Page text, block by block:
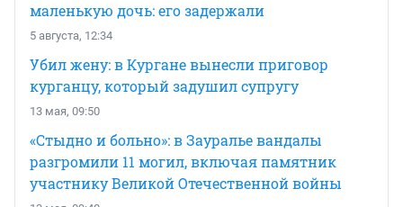
маленькую дочь: его задержали
5 августа, 12:34
Убил жену: в Кургане вынесли приговор
курганцу, который задушил супругу
13 мая, 09:50
«Стыдно и больно»: в Зауралье вандалы
разгромили 11 могил, включая памятник
участнику Великой Отечественной войны